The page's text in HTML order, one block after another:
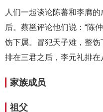
人们一起谈论陈蕃和李膺
后。蔡邕评论他们说：“陈
饬下属。冒犯天子难，整
排在三君之后，李元礼排在
家族成员
祖父